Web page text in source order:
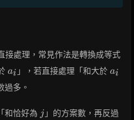
接處理，常見作法是轉換成等式
a_i
ai 」，若直接處理「和大於 a_i
ai
過多。
和恰好為 jj 」的方案數，再反過